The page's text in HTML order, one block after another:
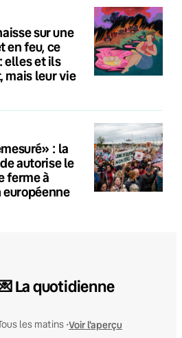
sur une
en feu, ce
elles et ils
mais leur vie
: la
autorise le
ferme à
européenne
La quotidienne
les matins •Voir l'aperçu